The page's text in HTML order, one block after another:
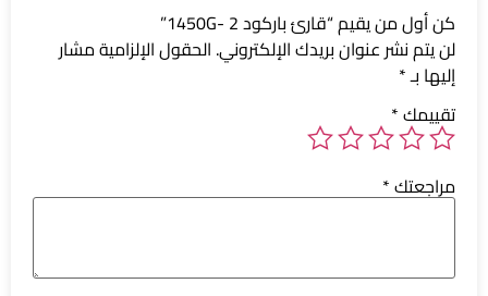
كن أول من يقيم “قارئ باركود 1450G- 2”
لن يتم نشر عنوان بريدك الإلكتروني. الحقول الإلزامية مشار
إليها بـ*
تقييمك*
مراجعتك*